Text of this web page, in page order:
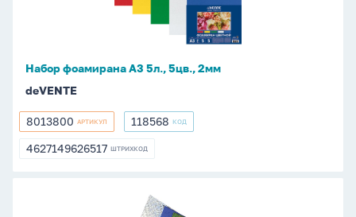
Набор фоамирана А3 5л., 5цв., 2мм
deVENTE
8013800
8013800 АРТИКУЛ 118568
118568 КОД
4627149626517
4627149626517 ШТРИХКОД